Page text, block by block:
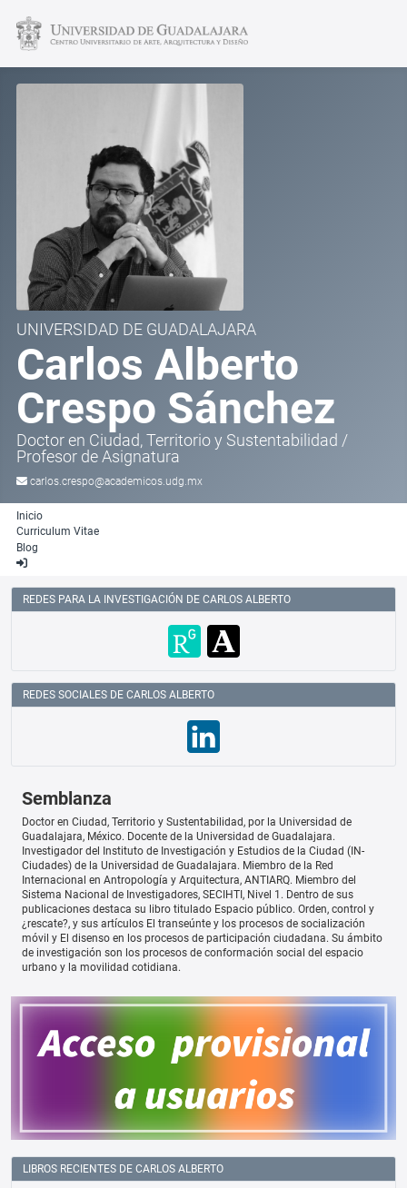
UNIVERSIDAD DE GUADALAJARA
Carlos Alberto
Crespo Sánchez
Doctor en Ciudad, Territorio y Sustentabilidad /
Profesor de Asignatura
carlos.crespo@academicos.udg.mx
Inicio
Curriculum Vitae
Blog
REDES PARA LA INVESTIGACIÓN DE CARLOS ALBERTO
REDES SOCIALES DE CARLOS ALBERTO
Semblanza
Doctor en Ciudad, Territorio y Sustentabilidad, por la Universidad de
Guadalajara, México. Docente de la Universidad de Guadalajara.
Investigador del Instituto de Investigación y Estudios de la Ciudad (IN-
Ciudades) de la Universidad de Guadalajara. Miembro de la Red
Internacional en Antropología y Arquitectura, ANTIARQ. Miembro del
Sistema Nacional de Investigadores, SECIHTI, Nivel 1. Dentro de sus
publicaciones destaca su libro titulado Espacio público. Orden, control y
¿rescate?, y sus artículos El transeúnte y los procesos de socialización
móvil y El disenso en los procesos de participación ciudadana. Su ámbito
de investigación son los procesos de conformación social del espacio
urbano y la movilidad cotidiana.
LIBROS RECIENTES DE CARLOS ALBERTO